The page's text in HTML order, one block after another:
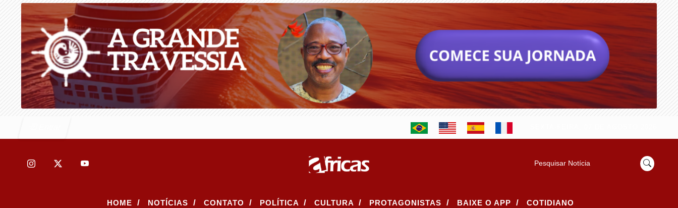
Pesquisar Notícia
HOME / NOTÍCIAS / CONTATO / POLÍTICA / CULTURA / PROTAGONISTAS / BAIXE O APP / COTIDIANO